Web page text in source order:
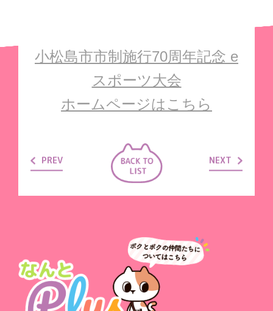
小松島市市制施行70周年記念 e
スポーツ大会
ホームページはこちら
PREV NEXT